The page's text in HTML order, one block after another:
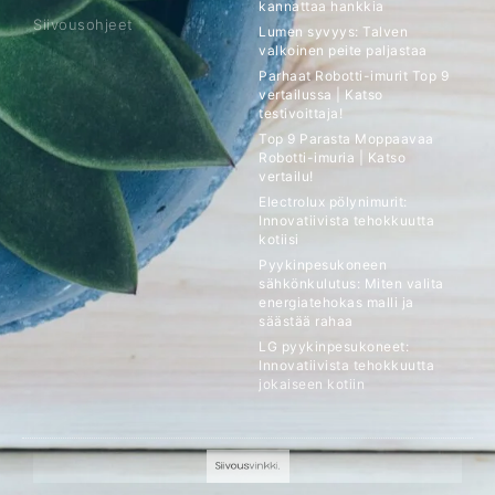
Siivousohjeet
kannattaa hankkia
Lumen syvyys: Talven
valkoinen peite paljastaa
Parhaat Robotti-imurit Top 9
vertailussa | Katso
testivoittaja!
Top 9 Parasta Moppaavaa
Robotti-imuria | Katso
vertailu!
Electrolux pölynimurit:
Innovatiivista tehokkuutta
kotiisi
Pyykinpesukoneen
sähkönkulutus: Miten valita
energiatehokas malli ja
säästää rahaa
LG pyykinpesukoneet:
Innovatiivista tehokkuutta
jokaiseen kotiin